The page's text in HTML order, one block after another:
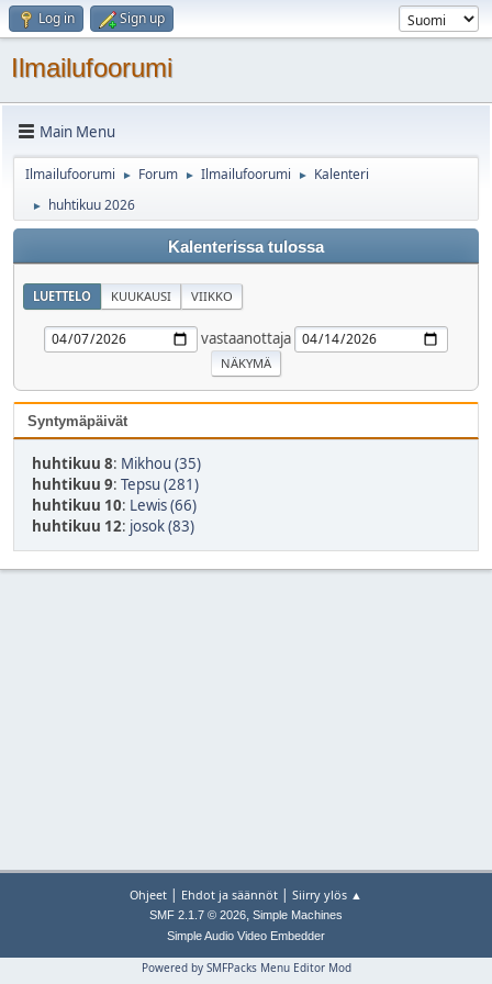
Log in Sign up
Ilmailufoorumi
Main Menu
Ilmailufoorumi ► Forum ► Ilmailufoorumi ► Kalenteri
► huhtikuu 2026
Kalenterissa tulossa
LUETTELO KUUKAUSI VIIKKO
vastaanottaja
Syntymäpäivät
huhtikuu 8: Mikhou (35)
huhtikuu 9: Tepsu (281)
huhtikuu 10: Lewis (66)
huhtikuu 12: josok (83)
Ohjeet | Ehdot ja säännöt | Siirry ylös ▲
SMF 2.1.7 © 2026, Simple Machines
Simple Audio Video Embedder
Powered by SMFPacks Menu Editor Mod